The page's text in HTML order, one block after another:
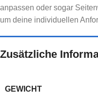
anpassen oder sogar
um deine individuellen
Zusätzliche
GEWICHT